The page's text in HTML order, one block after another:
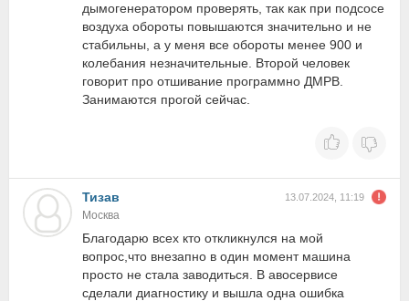
дымогенератором проверять, так как при подсосе
воздуха обороты повышаются значительно и не
стабильны, а у меня все обороты менее 900 и
колебания незначительные. Второй человек
говорит про отшивание программно ДМРВ.
Занимаются прогой сейчас.
Тизав 13.07.2024, 11:19
Москва
Благодарю всех кто откликнулся на мой
вопрос,что внезапно в один момент машина
просто не стала заводиться. В авосервисе
сделали диагностику и вышла одна ошибка